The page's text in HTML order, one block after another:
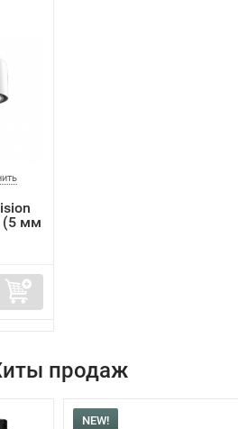
(5 мм
продаж
NEW!